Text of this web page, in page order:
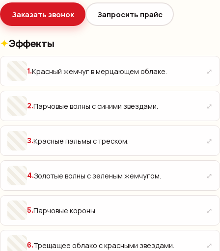
Заказать звонок Запросить прайс
Эффекты
1.Красный жемчуг в мерцающем облаке. ⤢
2.Парчовые волны с синими звездами. ⤢
3.Красные пальмы с треском. ⤢
4.Золотые волны с зеленым жемчугом. ⤢
5.Парчовые короны. ⤢
6.Трещащее облако с красными звездами. ⤢